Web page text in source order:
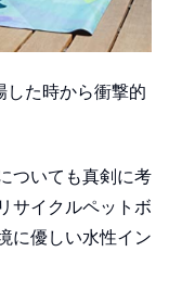
した時から衝撃的
ついても真剣に考
サイクルペットボ
に優しい水性イン